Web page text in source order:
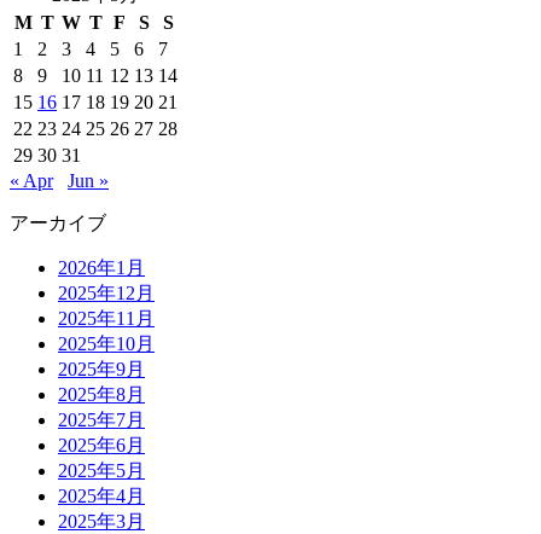
M T W T F S
S
1
2 3 4 5 6
7
8
9 10 11 12 13 14
15 16 17 18 19 20 21
22 23 24 25 26 27 28
29 30 31
« Apr
Jun »
アーカイブ
2026年1月
2025年12月
2025年11月
2025年10月
2025年9月
2025年8月
2025年7月
2025年6月
2025年5月
2025年4月
2025年3月